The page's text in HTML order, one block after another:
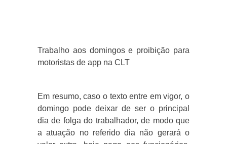
Trabalho aos domingos e proibição para
motoristas de app na CLT
Em resumo, caso o texto entre em vigor, o
domingo pode deixar de ser o principal
dia de folga do trabalhador, de modo que
a atuação no referido dia não gerará o